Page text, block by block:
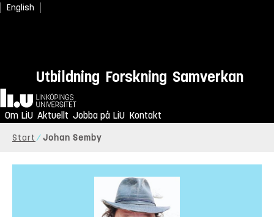
English
Utbildning Forskning Samverkan
Hem
Om LiU Aktuellt Jobba på LiU Kontakt
Start Johan Semby